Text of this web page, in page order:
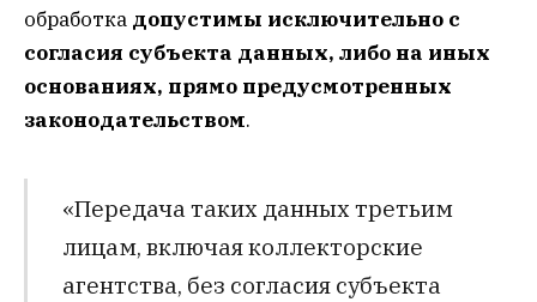
обработка допустимы исключительно с
согласия субъекта данных, либо на иных
основаниях, прямо предусмотренных
законодательством.
«Передача таких данных третьим
лицам, включая коллекторские
агентства, без согласия субъекта